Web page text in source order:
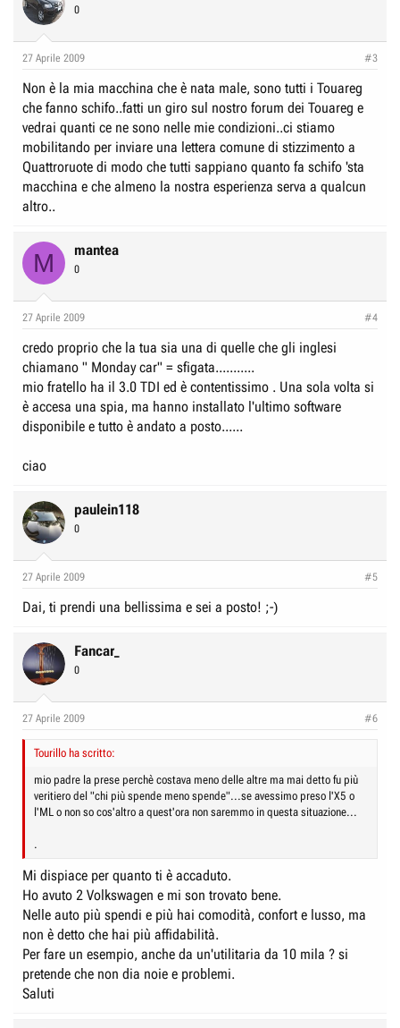
0
27 Aprile 2009 #3
Non è la mia macchina che è nata male, sono tutti i Touareg
che fanno schifo..fatti un giro sul nostro forum dei Touareg e
vedrai quanti ce ne sono nelle mie condizioni..ci stiamo
mobilitando per inviare una lettera comune di stizzimento a
Quattroruote di modo che tutti sappiano quanto fa schifo 'sta
macchina e che almeno la nostra esperienza serva a qualcun
altro..
M mantea
0
27 Aprile 2009 #4
credo proprio che la tua sia una di quelle che gli inglesi
chiamano " Monday car" = sfigata...........
mio fratello ha il 3.0 TDI ed è contentissimo . Una sola volta si
è accesa una spia, ma hanno installato l'ultimo software
disponibile e tutto è andato a posto......
ciao
paulein118
0
27 Aprile 2009 #5
Dai, ti prendi una bellissima e sei a posto! ;-)
Fancar_
0
27 Aprile 2009 #6
Tourillo ha scritto:
mio padre la prese perchè costava meno delle altre ma mai detto fu più
veritiero del "chi più spende meno spende"...se avessimo preso l'X5 o
l'ML o non so cos'altro a quest'ora non saremmo in questa situazione...
.
Mi dispiace per quanto ti è accaduto.
Ho avuto 2 Volkswagen e mi son trovato bene.
Nelle auto più spendi e più hai comodità, confort e lusso, ma
non è detto che hai più affidabilità.
Per fare un esempio, anche da un'utilitaria da 10 mila ? si
pretende che non dia noie e problemi.
Saluti